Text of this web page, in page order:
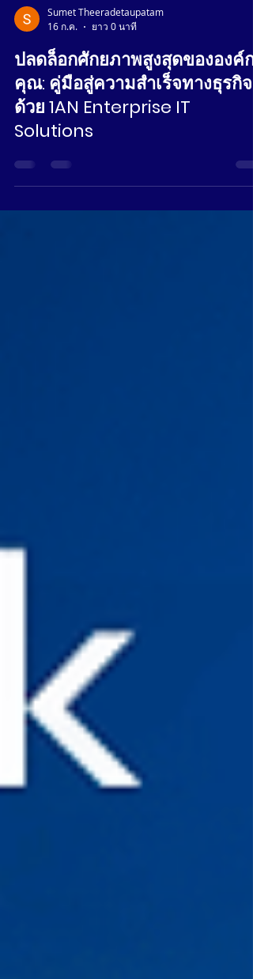
16 ก.ค.
ยาว 0 นาที
ปลดล็อกศักยภาพสูงสุดขององค์กร
คุณ: คู่มือสู่ความสำเร็จทางธุรกิจ
ด้วย 1AN Enterprise IT
Solutions